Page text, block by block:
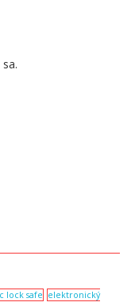
lock safe elektronický